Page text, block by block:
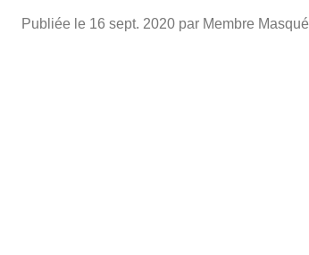
Publiée le 16 sept. 2020 par Membre Masqué